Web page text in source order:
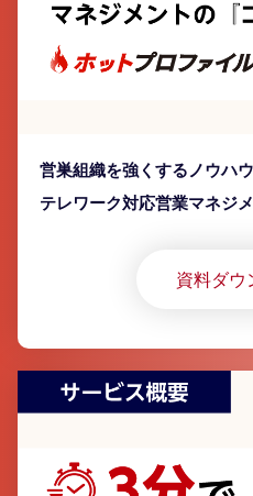
営巣組織を強くするノウハウ
テレワーク対応営業マネジ
資料ダウ